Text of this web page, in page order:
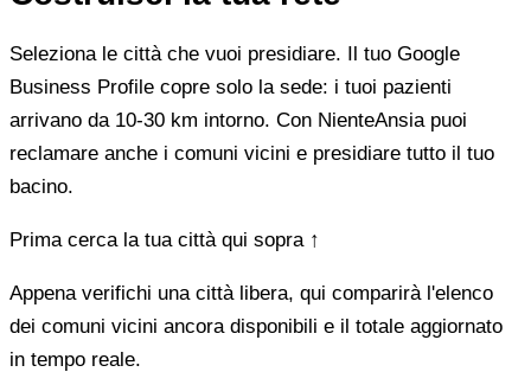
Seleziona le città che vuoi presidiare. Il tuo Google
Business Profile copre solo la sede: i tuoi pazienti
arrivano da 10-30 km intorno. Con NienteAnsia puoi
reclamare anche i comuni vicini e presidiare tutto il tuo
bacino.
Prima cerca la tua città qui sopra ↑
Appena verifichi una città libera, qui comparirà l'elenco
dei comuni vicini ancora disponibili e il totale aggiornato
in tempo reale.